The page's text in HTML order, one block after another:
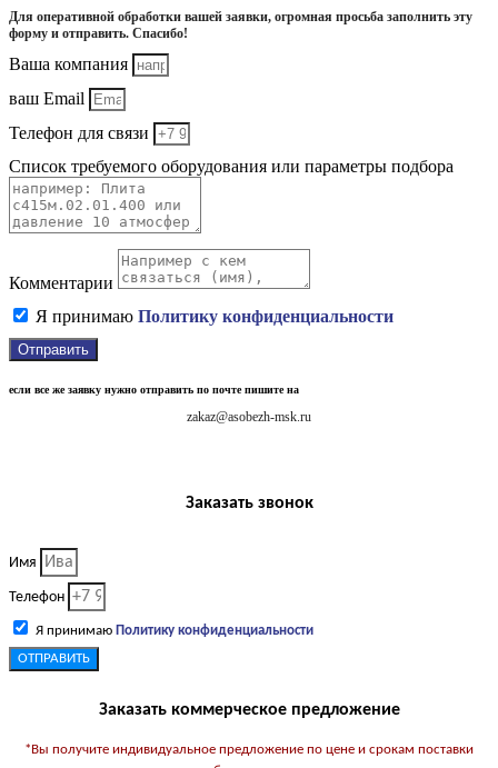
Для оперативной обработки вашей заявки, огромная просьба заполнить эту
форму и отправить. Спасибо!
Ваша компания
ваш Email
Телефон для связи
Список требуемого оборудования или параметры подбора
Комментарии
Я принимаю Политику конфиденциальности
Отправить
если все же заявку нужно отправить по почте пишите на
zakaz@asobezh-msk.ru
Заказать звонок
Имя
Телефон
Я принимаю Политику конфиденциальности
ОТПРАВИТЬ
Заказать коммерческое предложение
*Вы получите индивидуальное предложение по цене и срокам поставки